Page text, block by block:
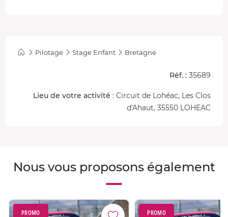
Pilotage Stage Enfant Bretagne
Réf. : 35689
Lieu de votre activité : Circuit de Lohéac, Les Clos
d'Ahaut, 35550 LOHEAC
Nous vous proposons également
PROMO PROMO